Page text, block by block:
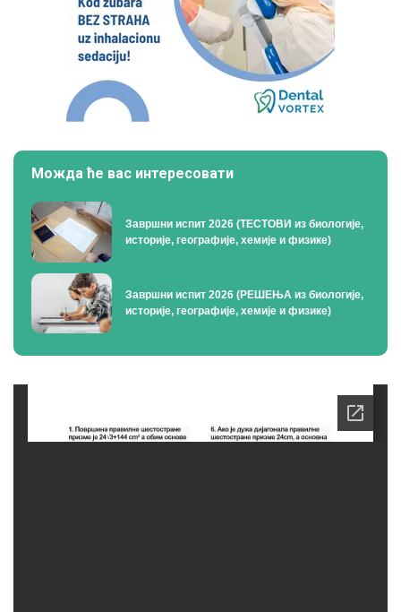
Можда ће вас интересовати
Завршни испит 2026 (ТЕСТОВИ из биологије,
историје, географије, хемије и физике)
Завршни испит 2026 (РЕШЕЊА из биологије,
историје, географије, хемије и физике)